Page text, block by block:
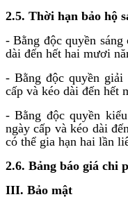
2.5. Thời hạn bảo hộ
- Bằng độc quyền
dài đến hết hai mươi
- Bằng độc quyền
cấp và kéo dài đến hết
- Bằng độc quyền
ngày cấp và kéo dài
có thể gia hạn hai lần
2.6. Bảng báo giá chi
III. Bảo mật